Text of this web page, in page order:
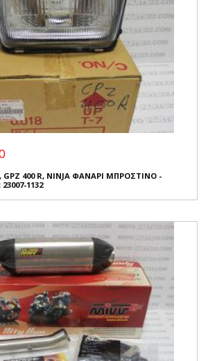
GPZ 400 R, NINJA ΦΑΝΑΡΙ ΜΠΡΟΣΤΙΝΟ -
1132